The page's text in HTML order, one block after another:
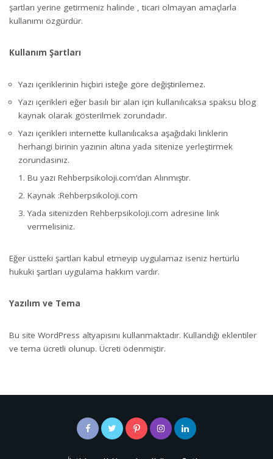
şartları yerine getirmeniz halinde , ticari olmayan amaçlarla
kullanımı özgürdür.
Kullanım Şartları
Yazı içeriklerinin hiçbiri isteğe göre değiştirilemez.
Yazı içerikleri eğer basılı bir alan için kullanılıcaksa spaksu blog
kaynak olarak gösterilmek zorundadır.
Yazı içerikleri internette kullanılıcaksa aşağıdaki linklerin
herhangi birinin yazının altına yada sitenize yerleştirmek
zorundasınız.
Bu yazı Rehberpsikoloji.com‘dan Alınmıştır.
Kaynak :Rehberpsikoloji.com
Yada sitenizden Rehberpsikoloji.com adresine link
vermelisiniz.
Eğer üstteki şartları kabul etmeyip uygulamaz iseniz hertürlü
hukuki şartları uygulama hakkım vardır.
Yazılım ve Tema
Bu site WordPress altyapısını kullanmaktadır. Kullandığı eklentiler
ve tema ücretli olunup. Ücreti ödenmiştir.